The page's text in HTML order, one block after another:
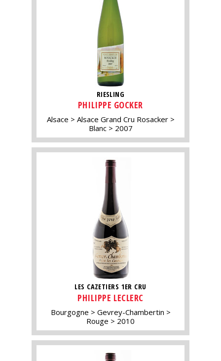
RIESLING
PHILIPPE GOCKER
Alsace
Alsace Grand Cru Rosacker
Blanc
2007
LES CAZETIERS 1ER CRU
PHILIPPE LECLERC
Bourgogne
Gevrey-Chambertin
Rouge
2010